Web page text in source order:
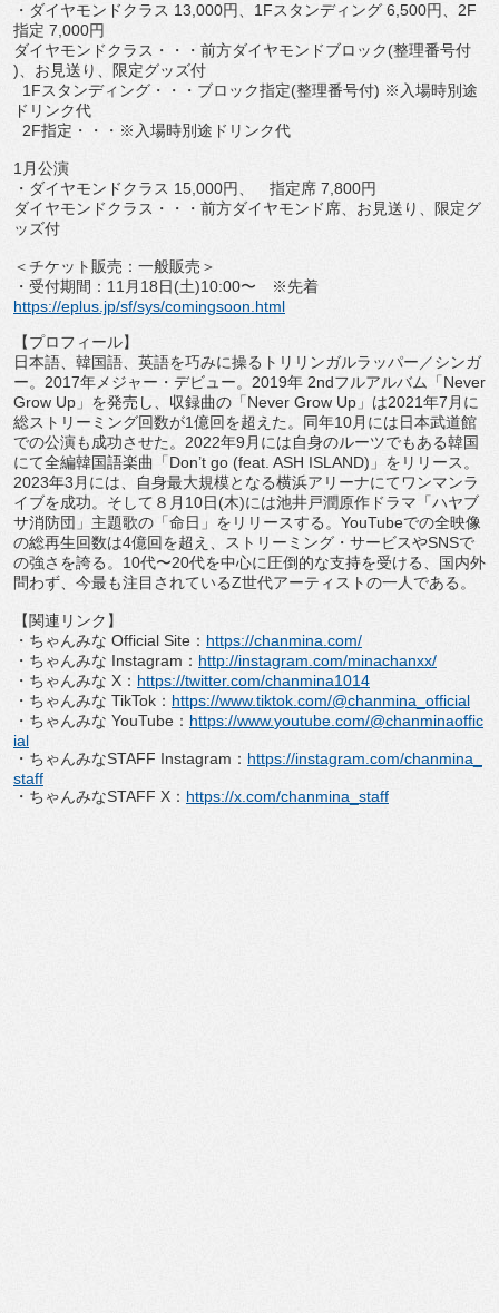
・ダイヤモンドクラス 13,000円、 1Fスタンディング6 ,500円、 2F
指定 7,000円
ダイヤモンドクラス・・・前方ダイヤモンドブロック(整理番号付
) 、お見送り、限定グッズ付
1Fスタンディング・・・ブロック指定(整理番号付) ※ 入場時別途
ドリンク代
2F指定・・・※入場時別途ドリンク代
1 月公演
・ダイヤモンドクラス 15,000円、 指定席 7,800円
ダイヤモンドクラス・・・前方ダイヤモンド席、お見送り、
限定グ
ッズ付
＜チケット販売：一般販売＞
・受付期間： 11 月 18日(土)10:00〜 ※先着
https://eplus.jp/sf/sys/comingsoon.html
【プロフィール】
日本語、韓国語、英語を巧みに操るトリリンガルラッパー／シンガ
ー。 2017年メジャー・デビュー。 2019年 2ndフルアルバム「Never
Grow Up 」を発売し、収録曲の「Never Grow Up 」は2021年7 月に
総ストリーミング回数が1億回を超えた 。同年10月には日本武道館
での公演も成功させた。 2022年9 月には自身のルーツでもある韓国
にて全編韓国語楽曲「 Don’t go (feat. ASH ISLAND) 」をリリース。
2023年3 月には、
自身最大規模となる横浜アリーナにてワンマンラ
イブを成功。 そして８月 10日(木)には池井戸潤原作ドラマ「ハヤブ
サ消防団」主題歌の「命日」をリリースする。 YouTubeでの全映像
の総再生回数は4億回を超え、ストリーミング・ サービスやSNSで
の強さを誇る。 10代〜20代を中心に圧倒的な支持を受ける、国内外
問わず、今最も注目されているZ世代アーティストの一人である。
【関連リンク】
・ちゃんみな Official Site ： https://chanmina.com/
・ちゃんみな Instagram ： http://instagram.com/minachanxx/
・ちゃんみな X ： https://twitter.com/chanmina1014
・ちゃんみな TikTok ： https://www.tiktok.com/@chanmina_official
・ちゃんみな YouTube ： https://www.youtube.com/@chanminaoffic
ial
・ちゃんみなSTAFF Instagram ： https://instagram. com/chanmina_
staff
・ちゃんみなSTAFF X ： https://x.com/chanmina_staff